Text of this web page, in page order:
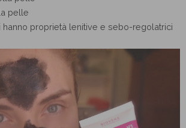
pelle
hanno proprietà lenitive e sebo-regolatrici